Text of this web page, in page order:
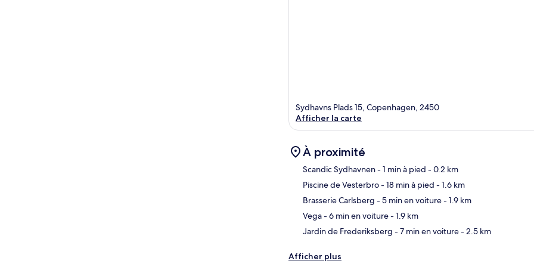
Sydhavns Plads 15, Copenhagen, 2450
Afficher la carte
À proximité
Scandic Sydhavnen- 1 min à pied - 0.2 km
Piscine de Vesterbro- 18 min à pied - 1.6 km
Brasserie Carlsberg - 5 min en voiture- 1.9 km
Vega- 6 min en voiture- 1.9 km
Jardin de Frederiksberg - 7 min en voiture- 2.5 km
Afficher plus